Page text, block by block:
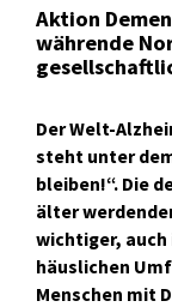
Aktion
währende
Der Welt-
steht unter
bleiben!“. Die
älter
wichtiger,
häuslichen
Menschen mit